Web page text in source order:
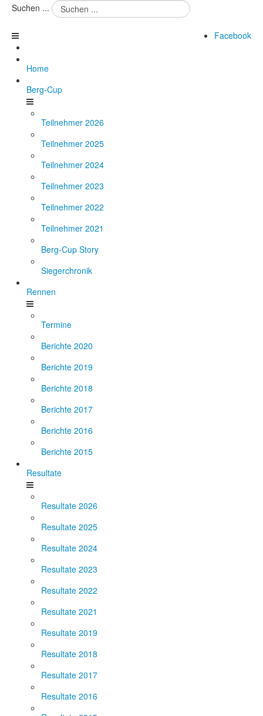
Suchen ...
Facebook
Home
Berg-Cup
Teilnehmer 2026
Teilnehmer 2025
Teilnehmer 2024
Teilnehmer 2023
Teilnehmer 2022
Teilnehmer 2021
Berg-Cup Story
Siegerchronik
Rennen
Termine
Berichte 2020
Berichte 2019
Berichte 2018
Berichte 2017
Berichte 2016
Berichte 2015
Resultate
Resultate 2026
Resultate 2025
Resultate 2024
Resultate 2023
Resultate 2022
Resultate 2021
Resultate 2019
Resultate 2018
Resultate 2017
Resultate 2016